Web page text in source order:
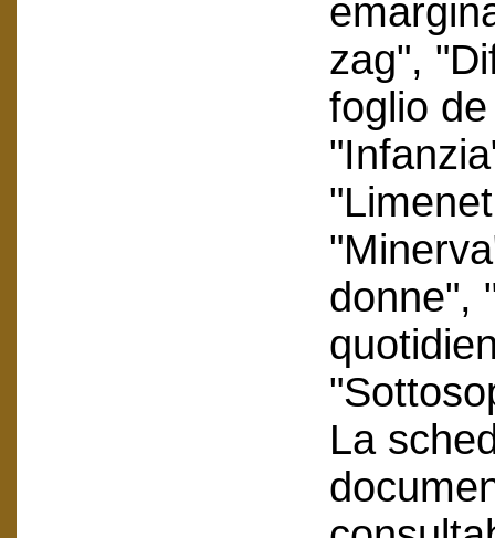
zag",
foglio
donne",
La